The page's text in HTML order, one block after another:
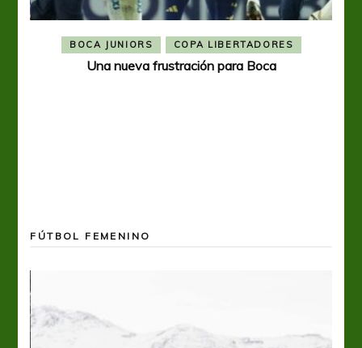
BOCA JUNIORS COPA LIBERTADORES
Una nueva frustración para Boca
FÚTBOL FEMENINO